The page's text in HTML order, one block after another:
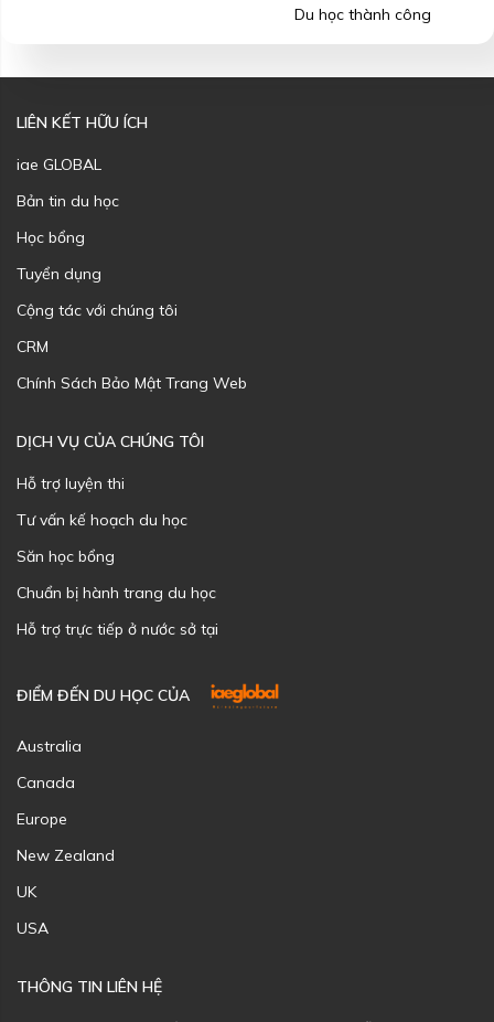
Du học thành công
LIÊN KẾT HỮU ÍCH
iae GLOBAL
Bản tin du học
Học bổng
Tuyển dụng
Cộng tác với chúng tôi
CRM
Chính Sách Bảo Mật Trang Web
DỊCH VỤ CỦA CHÚNG TÔI
Hỗ trợ luyện thi
Tư vấn kế hoạch du học
Săn học bổng
Chuẩn bị hành trang du học
Hỗ trợ trực tiếp ở nước sở tại
ĐIỂM ĐẾN DU HỌC CỦA
Australia
Canada
Europe
New Zealand
UK
USA
THÔNG TIN LIÊN HỆ